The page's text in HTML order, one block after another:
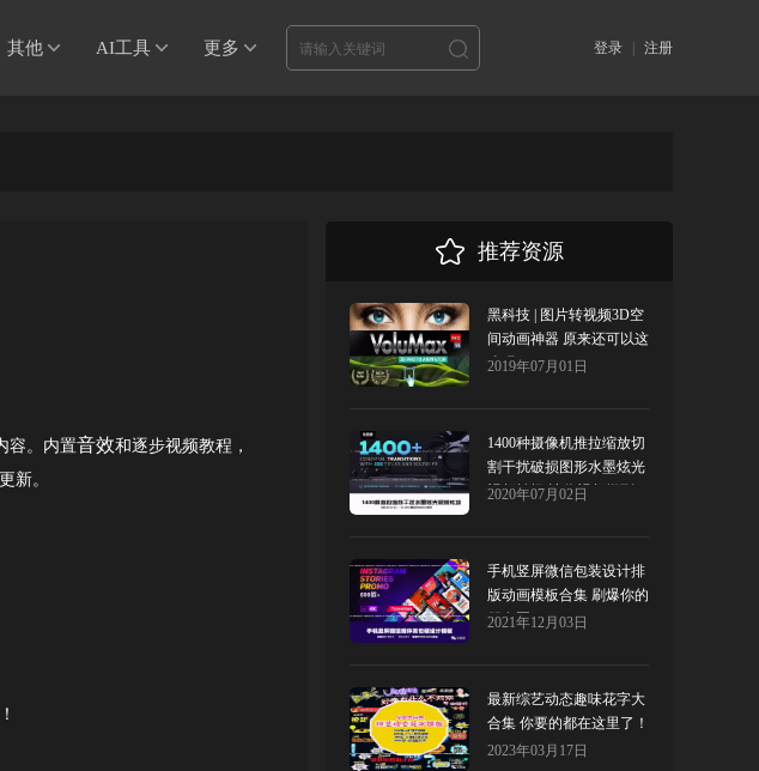
其他 AI工具 更多 登录 注册
容。内置音效和逐步视频教程，
新。
推荐资源
黑科技 | 图片转视频3D空
间动画神器 原来还可以这
么玩！
2019年07月01日
1400种摄像机推拉缩放切
割干扰破损图形水墨炫光
视频转场 让你视频燃到
2020年07月02日
手机竖屏微信包装设计排
版动画模板合集 刷爆你的
朋友圈！
2021年12月03日
最新综艺动态趣味花字大
合集 你要的都在这里了！
2023年03月17日